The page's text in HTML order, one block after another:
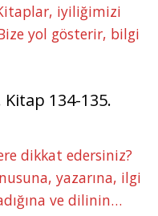
iyiliğimizi
yol gösterir, bilgi
Kitap 134-135.
dikkat edersiniz?
yazarına, ilgi
ve dilinin…